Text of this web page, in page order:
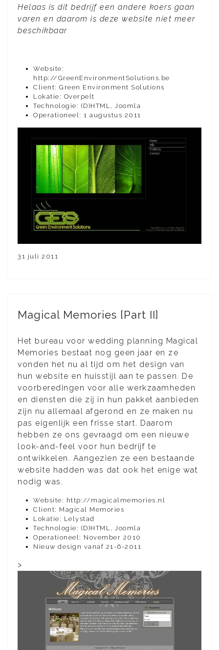
Helaas is dit bedrijf een andere koers gaan
varen en daarom is deze website niet meer
beschikbaar
Website:
http://GreenEnvironmentSolutions.be
Client: Green Environment Solutions
Lokatie: Overpelt
Technologie: (D)HTML, Joomla
Operationeel: 1 augustus 2011
31 juli 2011
Magical Memories [Part II]
Het bureau voor wedding planning Magical
Memories bestaat nog geen jaar en ze
vonden het nu al tijd om het design van
hun website en huisstijl aan te passen. De
voorberedingen voor alle werkzaamheden
en diensten die zij in hun pakket aanbieden
zijn nu allemaal afgerond en ze maken nu
pas eigenlijk een frisse start. Daarom
hebben ze ons gevraagd om een nieuwe
look-and-feel voor hun bedrijf te
ontwikkelen. Aangezien ze een bestaande
website hadden was dat ook het enige wat
nodig was.
Website: http://magicalmemories.nl
Client: Magical Memories
Lokatie: Lelystad
Technologie: (D)HTML, Joomla
Operationeel: November 2010
Nieuw design vanaf 21-6-2011
>